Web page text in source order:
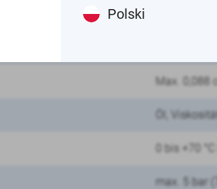
Polski
Max. 0,088
Öl,
0 bis +70
max. 5 bar